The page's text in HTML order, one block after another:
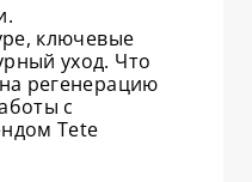
ключевые
уход. Что
регенерацию
с
Теte